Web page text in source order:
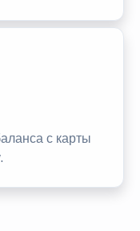
с карты